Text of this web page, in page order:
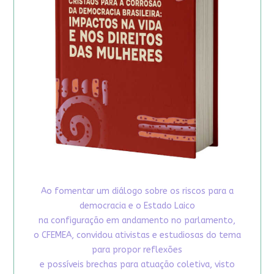
Ao fomentar um diálogo sobre os riscos para a
democracia e o Estado Laico
na configuração em andamento no parlamento,
o CFEMEA, convidou ativistas e estudiosas do tema
para propor reflexões
e possíveis brechas para atuação coletiva, visto